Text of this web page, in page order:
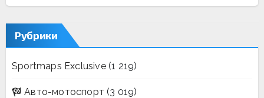
Рубрики
Sportmaps Exclusive(1 219)
Авто-мотоспорт (3 019)